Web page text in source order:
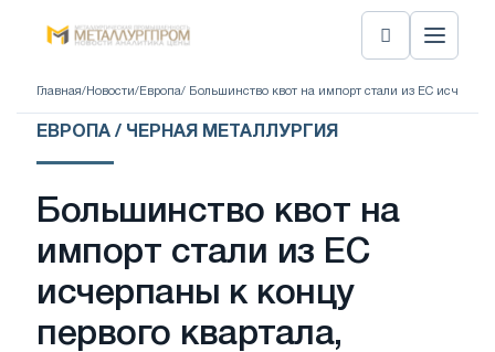
Главная/ Новости/ Европа/ Большинство квот на импорт стали из ЕС
ЕВРОПА / ЧЕРНАЯ МЕТАЛЛУРГИЯ
Большинство квот на
импорт стали из ЕС
исчерпаны к концу
первого квартала,